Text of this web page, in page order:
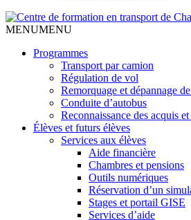
MENUMENU
Programmes
Transport par camion
Régulation de vol
Remorquage et dépannage
Conduite d’autobus
Reconnaissance des acquis
Élèves et futurs élèves
Services aux élèves
Aide financière
Chambres et pensions
Outils numériques
Réservation d’un
Stages et portail GISE
Services d’aide